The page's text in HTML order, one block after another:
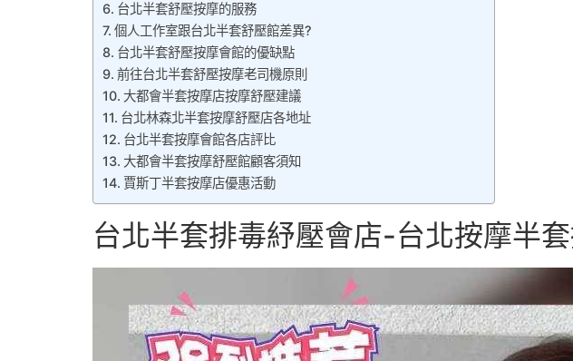
台北半套舒壓按摩的服務
個人工作室跟台北半套舒壓館差異?
台北半套舒壓按摩會館的優缺點
前往台北半套舒壓按摩老司機原則
大都會半套按摩店按摩舒壓建議
台北林森北半套按摩舒壓店各地址
台北半套按摩會館各店評比
大都會半套按摩舒壓館顧客須知
賈斯丁半套按摩店優惠活動
台北半套排毒紓壓會店-台北按摩半